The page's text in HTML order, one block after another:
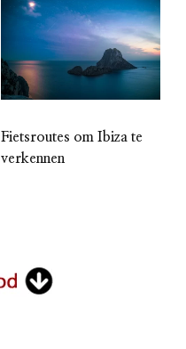
Fietsroutes om Ibiza te
verkennen